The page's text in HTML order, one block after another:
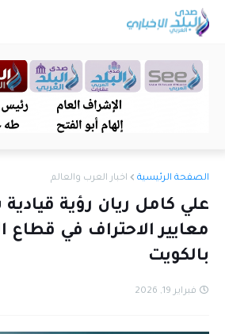
الصفحة الرئيسية اخبار العرب والعالم
علي كامل ريان رؤية
معايير الاحتراف في قطاع
بالكويت
فبراير 19, 2026